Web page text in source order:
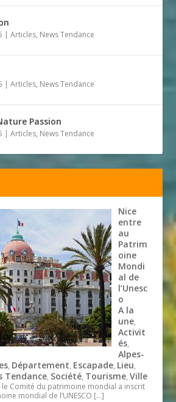
|Articles, News Tendance
|Articles, News Tendance
Passion
|Articles, News Tendance
Nice
entre
au
Patrim
oine
Mondi
al de
l’Unesc
o
A la
une,
Activit
és,
Alpes-
, Département, Escapade, Lieu,
Tendance, Société, Tourisme,Ville
le Comité du patrimoine mondial a inscrit
mondial de l’UNESCO […]